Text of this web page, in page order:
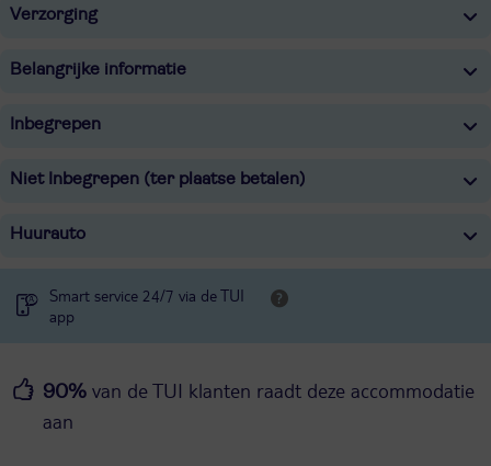
Verzorging
Belangrijke informatie
Inbegrepen
Niet Inbegrepen (ter plaatse betalen)
Huurauto
Smart service 24/7 via de TUI
app
90%van de TUI klanten raadt deze accommodatie
aan